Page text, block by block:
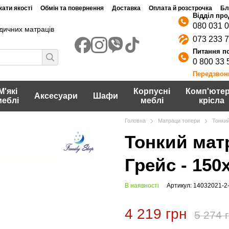
якості Обмін та повернення Доставка Оплата й розстрочка
матраців
080 031
073 233
0 800 33
Аксесуари Шафи
Корпусні
меблі
крісла
Головна Матраци топери
Тонкий
Грейс -
В наявності Артикул: 14032021-
4 219 грн 5 274